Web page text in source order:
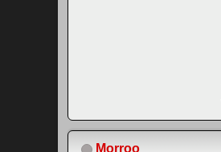
Morroo